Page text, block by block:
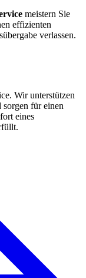
meistern Sie
effizienten
verlassen.
Wir unterstützen
für einen
eines